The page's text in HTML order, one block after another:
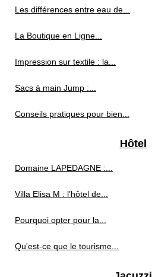
Les différences entre eau de...
La Boutique en Ligne...
Impression sur textile : la...
Sacs à main Jump :...
Conseils pratiques pour bien...
Hôtel
Domaine LAPEDAGNE :...
Villa Elisa M : l’hôtel de...
Pourquoi opter pour la...
Qu'est-ce que le tourisme...